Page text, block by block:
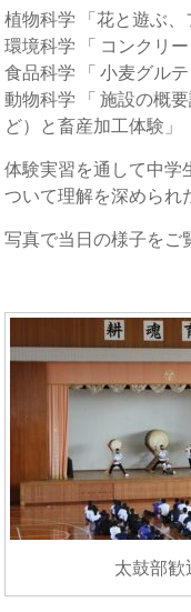
植物科学 「花と遊ぶ、
環境科学 「 コンクリ
食品科学 「 小麦グル
動物科学 「 施設の概
ど）と畜産加工体験」
体験実習を通して中学
ついて理解を深められ
写真で当日の様子をご
太鼓部歓